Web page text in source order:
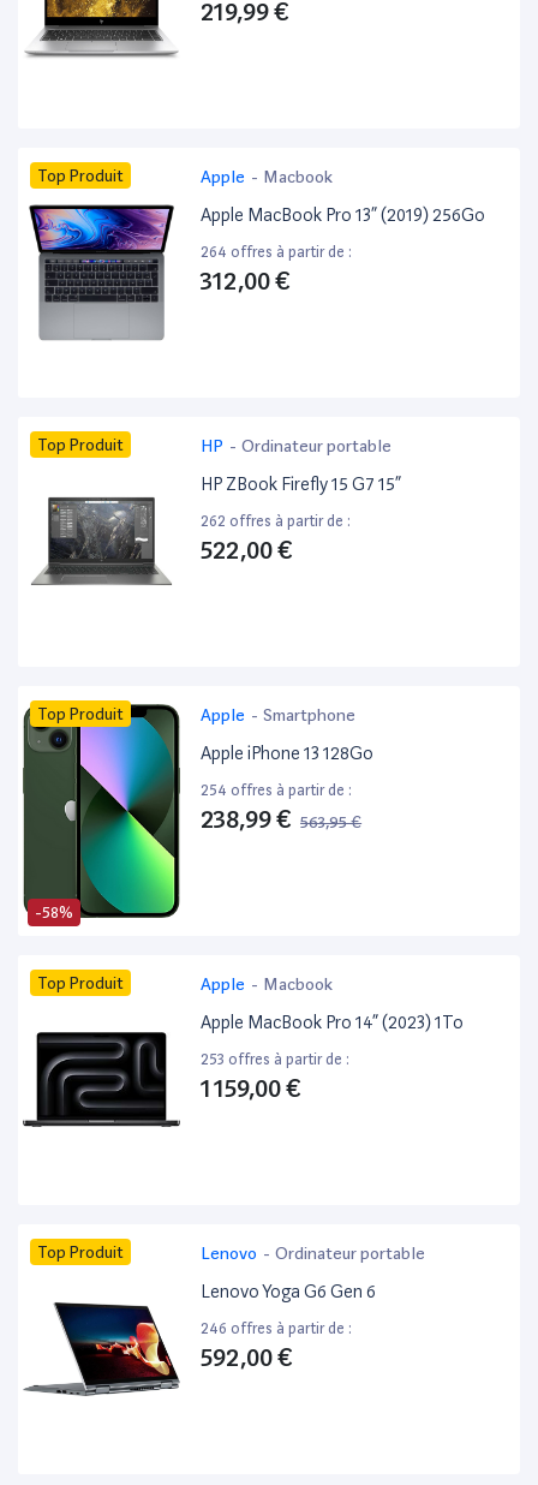
219,99 €
Top Produit Apple - Macbook
Apple MacBook Pro 13” (2019) 256Go
264 offres à partir de :
312,00 €
Top Produit HP - Ordinateur portable
HP ZBook Firefly 15 G7 15”
262 offres à partir de :
522,00 €
-58%
Top Produit Apple - Smartphone
Apple iPhone 13 128Go
254 offres à partir de :
238,99 € 563,95 €
Top Produit Apple - Macbook
Apple MacBook Pro 14” (2023) 1To
253 offres à partir de :
1 159,00 €
Top Produit Lenovo - Ordinateur portable
Lenovo Yoga G6 Gen 6
246 offres à partir de :
592,00 €